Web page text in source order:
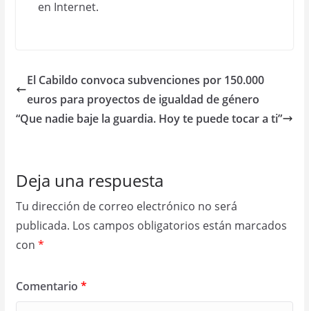
El Cabildo convoca subvenciones por 150.000
euros para proyectos de igualdad de género
“Que nadie baje la guardia. Hoy te puede tocar a ti”
Deja una respuesta
Tu dirección de correo electrónico no será
publicada. Los campos obligatorios están marcados
con *
Comentario *